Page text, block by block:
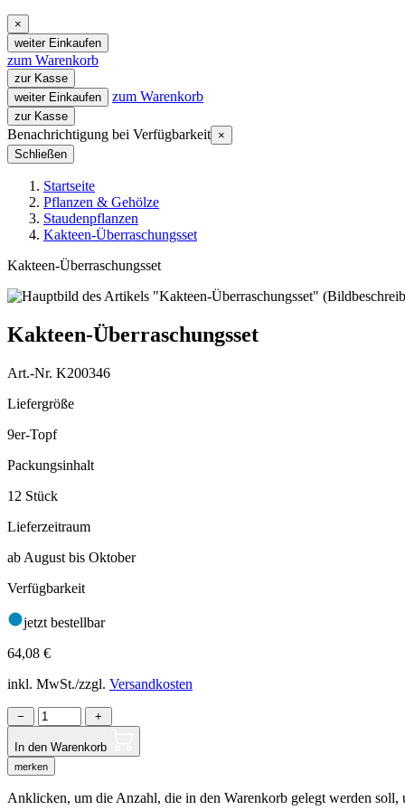
×
weiter Einkaufen
zum Warenkorb
zur Kasse
weiter Einkaufen
zum Warenkorb
zur Kasse
Benachrichtigung bei Verfügbarkeit ×
Schließen
Startseite
Pflanzen & Gehölze
Staudenpflanzen
Kakteen-Überraschungsset
Kakteen-Überraschungsset
Kakteen-Überraschungsset
Art.-Nr. K200346
Liefergröße
9er-Topf
Packungsinhalt
12 Stück
Lieferzeitraum
ab August bis Oktober
Verfügbarkeit
jetzt bestellbar
64,08 €
inkl. MwSt./zzgl. Versandkosten
− +
In den Warenkorb
merken
Anklicken, um die Anzahl, die in den Warenkorb gelegt werden